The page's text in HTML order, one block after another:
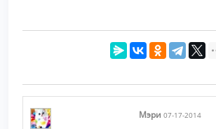
Мэри 07-17-2014